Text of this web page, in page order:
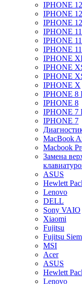
IPHONE
IPHONE
IPHONE 12
IPHONE
IPHONE
IPHONE 11
IPHONE
IPHONE
IPHONE
IPHONE X
IPHONE 8
IPHONE 8
IPHONE 7
IPHONE 7
MacBook
Macbook
Замена
ASUS
Hewlett
Lenovo
DELL
Sony VAIO
Xiaomi
Fujitsu
Fujitsu
MSI
Acer
ASUS
Hewlett
Lenovo